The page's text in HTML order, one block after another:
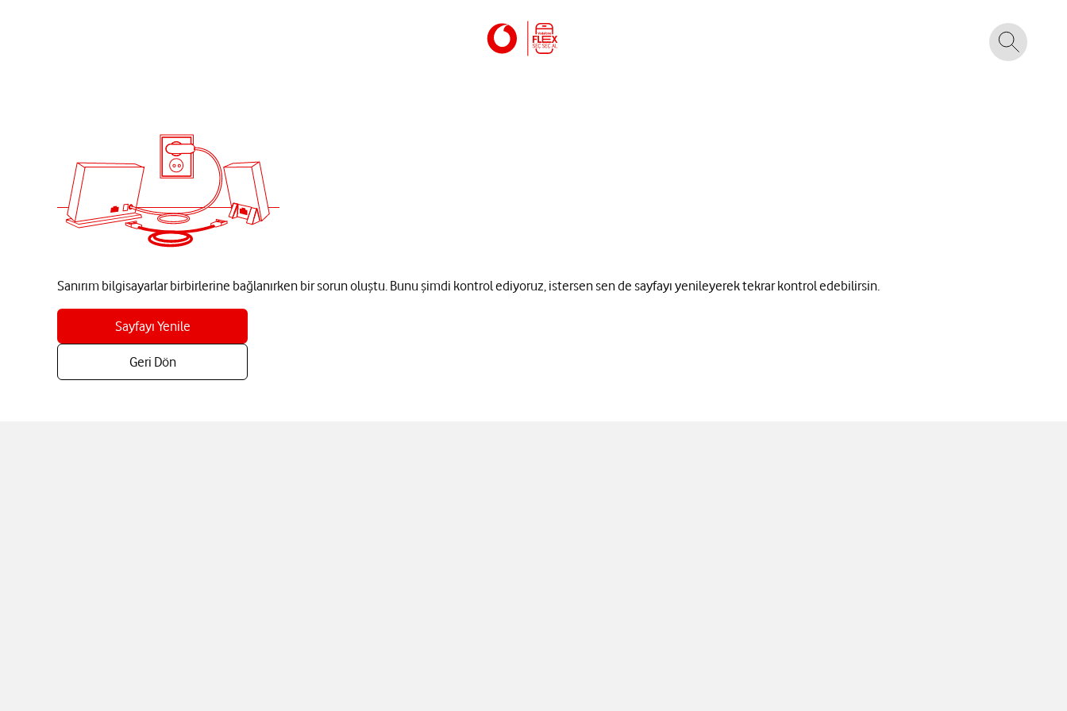
Sanırım bilgisayarlar birbirlerine bağlanırken bir sorun oluştu. Bunu şimdi kontrol ediyoruz, istersen sen de sayfayı yenileyerek tekrar kontrol edebilirsin.
Sayfayı Yenile
Geri Dön